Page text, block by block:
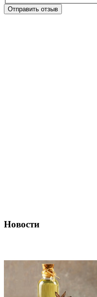
Отправить отзыв
Новости